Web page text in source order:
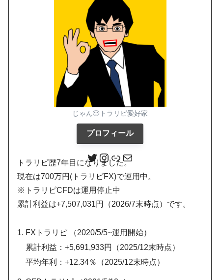
じゃん🎲トラリピ愛好家
プロフィール
トラリピ歴7年目になりました。
現在は700万円(トラリピFX)で運用中。
※トラリピCFDは運用停止中
累計利益は+7,507,031円（2026/7末時点）です。
FXトラリピ （2020/5/5~運用開始）
累計利益：+5,691,933円（2025/12末時点）
平均年利：+12.34％（2025/12末時点）